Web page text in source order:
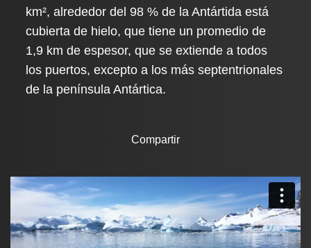
km², alrededor del 98 % de la Antártida está
cubierta de hielo, que tiene un promedio de
1,9 km de espesor, que se extiende a todos
los puertos, excepto a los más septentrionales
de la península Antártica.
Compartir